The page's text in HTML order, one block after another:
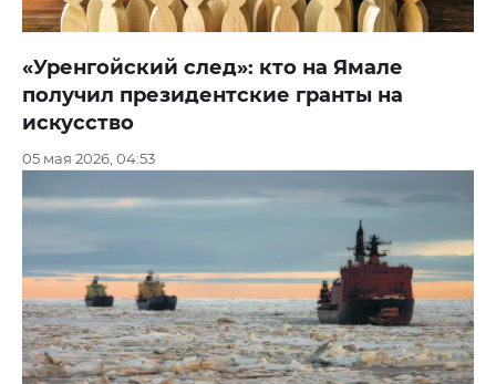
«Уренгойский след»: кто на Ямале
получил президентские гранты на
искусство
05 мая 2026, 04:53